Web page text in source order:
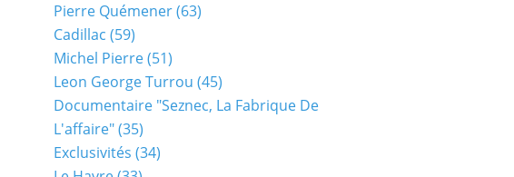
Pierre Quémener(63)
Cadillac (59)
Michel Pierre(51)
Leon George Turrou (45)
Documentaire "seznec, La Fabrique De
L'affaire"(35)
Exclusivités (34)